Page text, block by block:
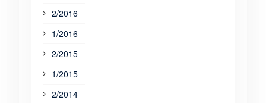
2/2016
1/2016
2/2015
1/2015
2/2014